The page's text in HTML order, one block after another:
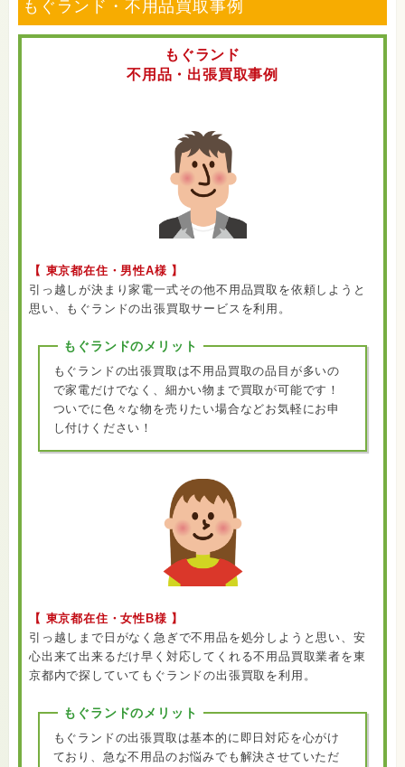
もぐランド・不用品買取事例
もぐランド
不用品・出張買取事例
【 東京都在住・男性A様 】
引っ越しが決まり家電一式その他不用品買取を依頼しようと
思い、もぐランドの出張買取サービスを利用。
もぐランドのメリット
もぐランドの出張買取は不用品買取の品目が多いの
で家電だけでなく、細かい物まで買取が可能です！
ついでに色々な物を売りたい場合などお気軽にお申
し付けください！
【 東京都在住・女性B様 】
引っ越しまで日がなく急ぎで不用品を処分しようと思い、安
心出来て出来るだけ早く対応してくれる不用品買取業者を東
京都内で探していてもぐランドの出張買取を利用。
もぐランドのメリット
もぐランドの出張買取は基本的に即日対応を心がけ
ており、急な不用品のお悩みでも解決させていただ